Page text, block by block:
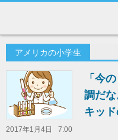
アメリカの小学生
「今
調だ
キッ
2017年1月4日
7:00